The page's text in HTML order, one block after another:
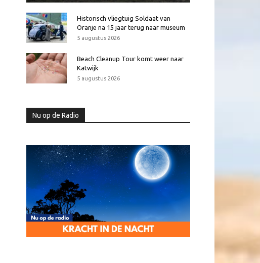
Historisch vliegtuig Soldaat van
Oranje na 15 jaar terug naar museum
5 augustus 2026
Beach Cleanup Tour komt weer naar
Katwijk
5 augustus 2026
Nu op de Radio